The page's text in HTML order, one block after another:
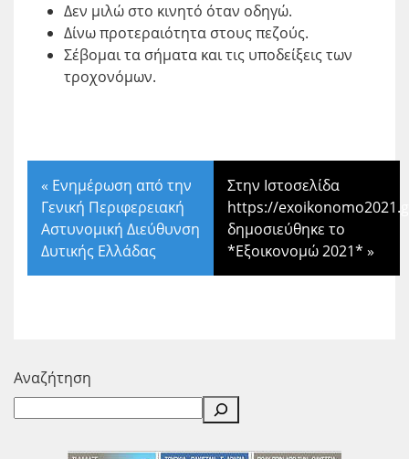
Δεν μιλώ στο κινητό όταν οδηγώ.
Δίνω προτεραιότητα στους πεζούς.
Σέβομαι τα σήματα και τις υποδείξεις των
τροχονόμων.
« Ενημέρωση από την
Γενική Περιφερειακή
Αστυνομική Διεύθυνση
Δυτικής Ελλάδας
Στην Ιστοσελίδα
https://
δημοσιεύθηκε το
*Εξοικονομώ 2021* »
Αναζήτηση